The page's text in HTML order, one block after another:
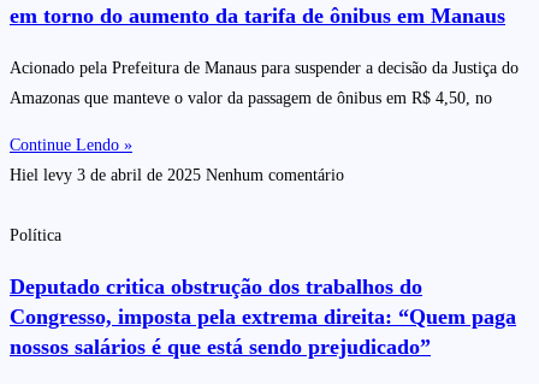
em torno do aumento da tarifa de ônibus em Manaus
Acionado pela Prefeitura de Manaus para suspender a decisão da Justiça do
Amazonas que manteve o valor da passagem de ônibus em R$ 4,50, no
Continue Lendo »
Hiel levy 3 de abril de 2025 Nenhum comentário
Política
Deputado critica obstrução dos trabalhos do
Congresso, imposta pela extrema direita: “Quem paga
nossos salários é que está sendo prejudicado”